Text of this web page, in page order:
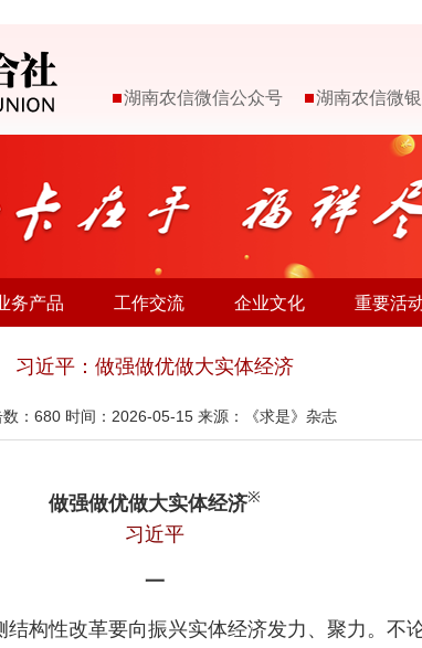
湖南农信微信公众号 湖南农信微
务产品 工作交流 企业文化 重要活
习近平：做强做优做大实体经济
： 680 时间：2026-05-15 来源：《求是》杂志
做强做优做大实体经济※
习近平
一
构性改革要向振兴实体经济发力、聚力。不